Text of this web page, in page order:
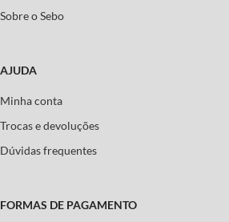
Sobre o Sebo
AJUDA
Minha conta
Trocas e devoluções
Dúvidas frequentes
FORMAS DE PAGAMENTO